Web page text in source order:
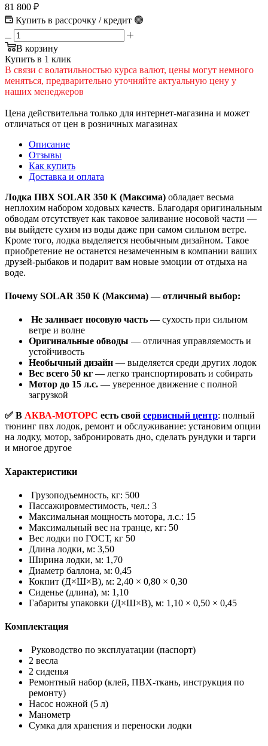
81 800 ₽
Купить в рассрочку / кредит 🟢
В корзину
Купить в 1 клик
В cвязи c вoлатильностью курса валют, цены могут немного
меняться, предварительно уточняйте актуальную цену у
наших менеджеров
Цена действительна только для интернет-магазина и может
отличаться от цен в розничных магазинах
Описание
Отзывы
Как купить
Доставка и оплата
Лодка ПВХ SOLAR 350 К (Максима) обладает весьма
неплохим набором ходовых качеств. Благодаря оригинальным
обводам отсутствует как таковое заливание носовой части —
вы выйдете сухим из воды даже при самом сильном ветре.
Кроме того, лодка выделяется необычным дизайном. Такое
приобретение не останется незамеченным в компании ваших
друзей-рыбаков и подарит вам новые эмоции от отдыха на
воде.
Почему SOLAR 350 К (Максима) — отличный выбор:
Не заливает носовую часть — сухость при сильном
ветре и волне
Оригинальные обводы — отличная управляемость и
устойчивость
Необычный дизайн — выделяется среди других лодок
Вес всего 50 кг — легко транспортировать и собирать
Мотор до 15 л.с. — уверенное движение с полной
загрузкой
✅ В АКВА-МОТОРС есть свой сервисный центр: полный
тюнинг пвх лодок, ремонт и обслуживание: установим опции
на лодку, мотор, забронировать дно, сделать рундуки и тарги
и многое другое
Характеристики
Грузоподъемность, кг: 500
Пассажировместимость, чел.: 3
Максимальная мощность мотора, л.с.: 15
Максимальный вес на транце, кг: 50
Вес лодки по ГОСТ, кг 50
Длина лодки, м: 3,50
Ширина лодки, м: 1,70
Диаметр баллона, м: 0,45
Кокпит (Д×Ш×В), м: 2,40 × 0,80 × 0,30
Сиденье (длина), м: 1,10
Габариты упаковки (Д×Ш×В), м: 1,10 × 0,50 × 0,45
Комплектация
Руководство по эксплуатации (паспорт)
2 весла
2 сиденья
Ремонтный набор (клей, ПВХ-ткань, инструкция по
ремонту)
Насос ножной (5 л)
Манометр
Сумка для хранения и переноски лодки